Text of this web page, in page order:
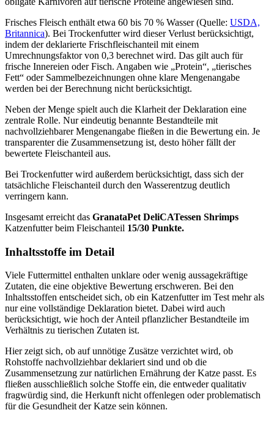
Frisches Fleisch enthält etwa 60 bis 70 % Wasser (Quelle: USDA,
Britannica). Bei Trockenfutter wird dieser Verlust berücksichtigt,
indem der deklarierte Frischfleischanteil mit einem
Umrechnungsfaktor von 0,3 berechnet wird. Das gilt auch für
frische Innereien oder Fisch. Angaben wie „Protein“, „tierisches
Fett“ oder Sammelbezeichnungen ohne klare Mengenangabe
werden bei der Berechnung nicht berücksichtigt.
Neben der Menge spielt auch die Klarheit der Deklaration eine
zentrale Rolle. Nur eindeutig benannte Bestandteile mit
nachvollziehbarer Mengenangabe fließen in die Bewertung ein. Je
transparenter die Zusammensetzung ist, desto höher fällt der
bewertete Fleischanteil aus.
Bei Trockenfutter wird außerdem berücksichtigt, dass sich der
tatsächliche Fleischanteil durch den Wasserentzug deutlich
verringern kann.
Insgesamt erreicht das GranataPet DeliCATessen Shrimps
Katzenfutterbeim Fleischanteil 15/30 Punkte.
Inhaltsstoffe im Detail
Viele Futtermittel enthalten unklare oder wenig aussagekräftige
Zutaten, die eine objektive Bewertung erschweren. Bei den
Inhaltsstoffen entscheidet sich, ob ein Katzenfutter im Test mehr als
nur eine vollständige Deklaration bietet. Dabei wird auch
berücksichtigt, wie hoch der Anteil pflanzlicher Bestandteile im
Verhältnis zu tierischen Zutaten ist.
Hier zeigt sich, ob auf unnötige Zusätze verzichtet wird, ob
Rohstoffe nachvollziehbar deklariert sind und ob die
Zusammensetzung zur natürlichen Ernährung der Katze passt. Es
fließen ausschließlich solche Stoffe ein, die entweder qualitativ
fragwürdig sind, die Herkunft nicht offenlegen oder problematisch
für die Gesundheit der Katze sein können.